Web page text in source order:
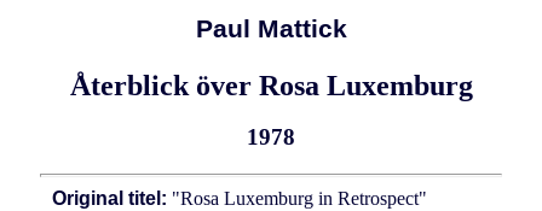
Paul Mattick
Återblick över Rosa Luxemburg
1978
Original titel: "Rosa Luxemburg in Retrospect"